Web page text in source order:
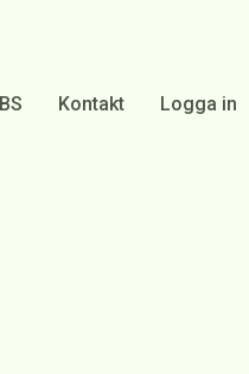
Kontakt Logga in